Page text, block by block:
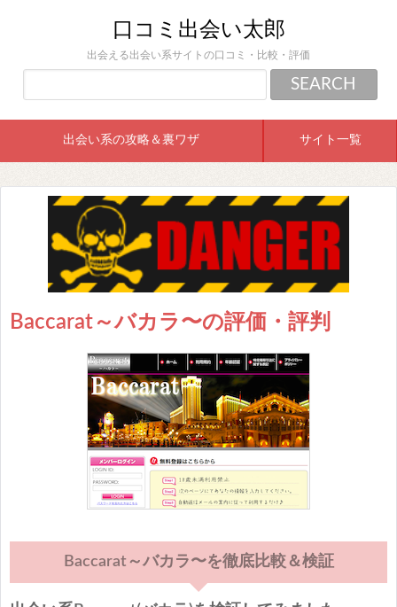
口コミ出会い太郎
出会える出会い系サイトの口コミ・比較・評価
出会い系の攻略＆裏ワザ サイト一覧
Baccarat～バカラ〜の評価・評判
Baccarat～バカラ〜を徹底比較＆検証